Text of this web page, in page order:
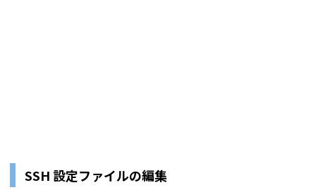
SSH 設定ファイルの編集